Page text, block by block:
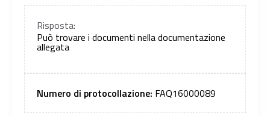
Risposta:
Può trovare i documenti nella documentazione
allegata
Numero di protocollazione: FAQ16000089